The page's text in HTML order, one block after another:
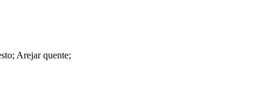
Arejar quente;